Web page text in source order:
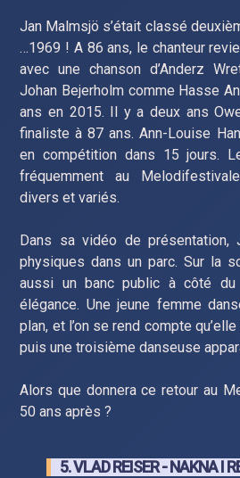
Jan Malmsjö s’était classé
…1969 ! A 86 ans, le chanteur
avec une chanson d’Anderz
Johan Bejerholm comme Hasse
ans en 2015. Il y a deux ans
finaliste à 87 ans. Ann-Louise
en compétition dans 15 jours.
fréquemment au
divers et variés.
Dans sa vidéo de
physiques dans un parc. Sur la
aussi un banc public à côté du
élégance. Une jeune femme
plan, et l’on se rend compte
puis une troisième danseuse
Alors que donnera ce retour au
50 ans après ?
5. VLAD REISER - NAKNA I